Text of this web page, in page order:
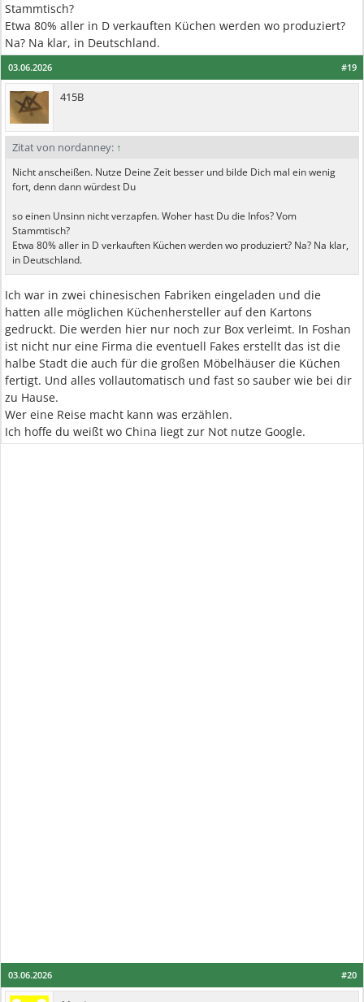
Stammtisch?
Etwa 80% aller in D verkauften Küchen werden wo produziert?
Na? Na klar, in Deutschland.
#19
03.06.2026
415B
Zitat von nordanney: ↑
Nicht anscheißen. Nutze Deine Zeit besser und bilde Dich mal ein wenig
fort, denn dann würdest Du
so einen Unsinn nicht verzapfen. Woher hast Du die Infos? Vom
Stammtisch?
Etwa 80% aller in D verkauften Küchen werden wo produziert? Na? Na klar,
in Deutschland.
Ich war in zwei chinesischen Fabriken eingeladen und die
hatten alle möglichen Küchenhersteller auf den Kartons
gedruckt. Die werden hier nur noch zur Box verleimt. In Foshan
ist nicht nur eine Firma die eventuell Fakes erstellt das ist die
halbe Stadt die auch für die großen Möbelhäuser die Küchen
fertigt. Und alles vollautomatisch und fast so sauber wie bei dir
zu Hause.
Wer eine Reise macht kann was erzählen.
Ich hoffe du weißt wo China liegt zur Not nutze Google.
#20
03.06.2026